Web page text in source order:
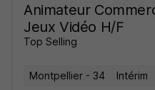
Animateur
Jeux Vidéo H/F
Top Selling
Montpellier - 34 Intérim